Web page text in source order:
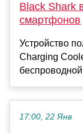
Black Shark
смартфонов
Устройство
Charging
17:00, 22 Янв